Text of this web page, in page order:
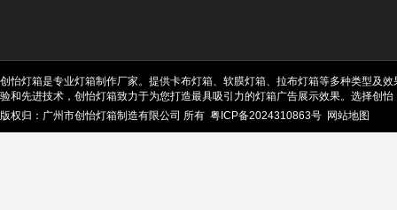
创怡灯箱是专业灯箱制作厂家。提供卡布灯箱、软膜灯箱、拉布灯箱等多种类型及
验和先进技术，创怡灯箱致力于为您打造最具吸引力的灯箱广告展示效果。选择创怡
版权归：广州市创怡灯箱制造有限公司 所有 粤ICP备2024310863号 网站地图